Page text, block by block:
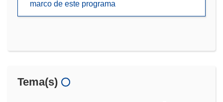
marco de este programa
Tema(s)